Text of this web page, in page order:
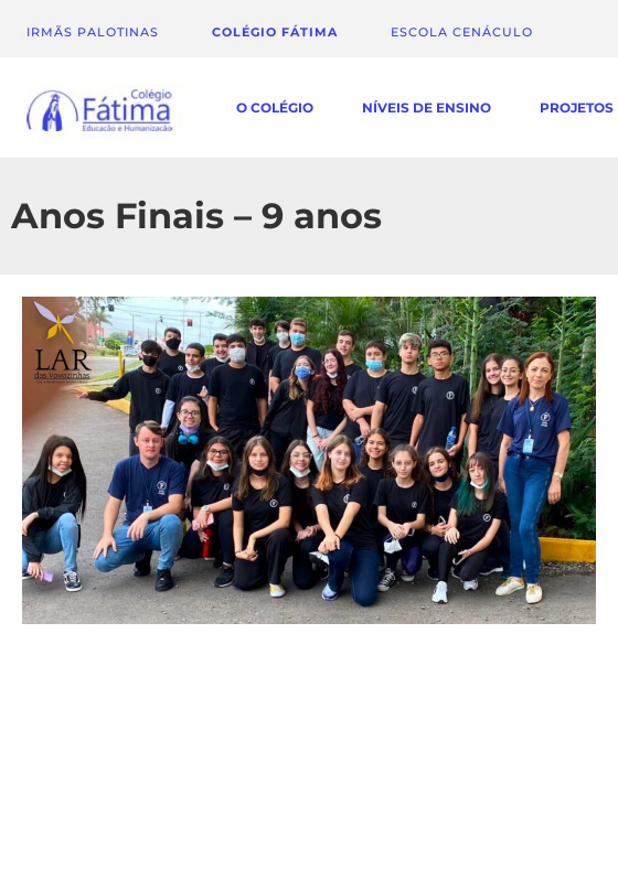
IRMÃS PALOTINAS COLÉGIO FÁTIMA ESCOLA CENÁCULO
O COLÉGIO NÍVEIS DE ENSINO PROJETOS
Anos Finais – 9 anos